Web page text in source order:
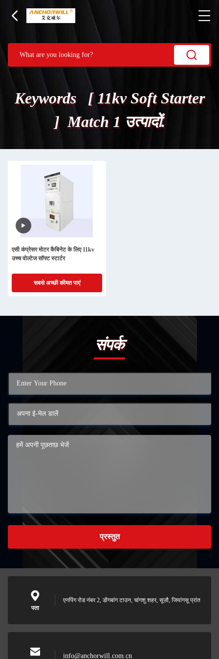
Keywords [ 11kv Soft Starter
] Match 1 उत्पादों.
एसी कंप्रेसर मोटर कैबिनेट के लिए 11kv
उच्च वोल्टेज सॉफ्ट स्टार्टर
सबसे अच्छी कीमत पाएं
संपर्क
प्रस्तुत
पता
एनपिंग रोड नंबर 2, डोंगबांग टाउन, चांगशु शहर, सूज़ौ, जियांगसू प्रांत
info@anchorwill.com.cn